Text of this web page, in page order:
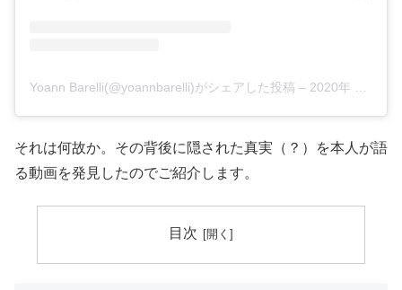
Yoann Barelli(@yoannbarelli)がシェアした投稿 – 2020年 6月月27日午前7時50分PDT
それは何故か。その背後に隠された真実（？）を本人が語
る動画を発見したのでご紹介します。
目次